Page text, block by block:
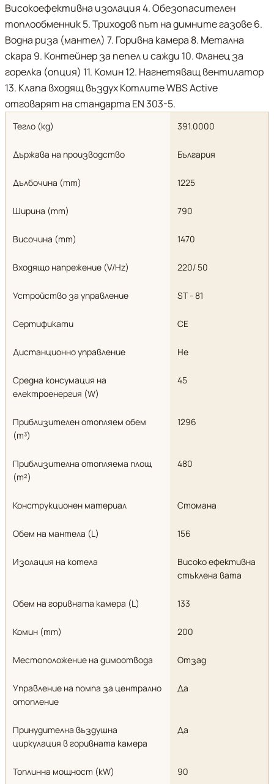
Високоефективна изолация 4. Обезопасителен
топлообменник 5. Триходов път на димните газове 6.
Водна риза (мантел) 7. Горивна камера 8. Метална
скара 9. Контейнер за пепел и сажди 10. Фланец за
горелка (опция) 11. Комин 12. Нагнетяващ вентилатор
13. Клапа входящ въздух Котлите WBS Active
отговарят на стандарта EN 303-5.
Тегло (kg) 391.0000
Държава на производство България
Дълбочина (mm) 1225
Ширина (mm) 790
Височина (mm) 1470
Входящо напрежение (V/Hz) 220/ 50
Устройство за управление ST - 81
Сертификати CE
Дистанционно управление Не
Средна консумация на
електроенергия (W)
45
Приблизителен отопляем обем
(m³)
1296
Приблизителна отопляема площ
(m²)
480
Конструкционен материал Стомана
Обем на мантела (L) 156
Изолация на котела
Високо ефективна
стъклена вата
Обем на горивната камера (L) 133
Комин (mm) 200
Местоположение на димоотвода Отзад
Управление на помпа за централно
отопление
Да
Принудителна въздушна
циркулация в горивната камера
Да
Топлинна мощност (kW) 90